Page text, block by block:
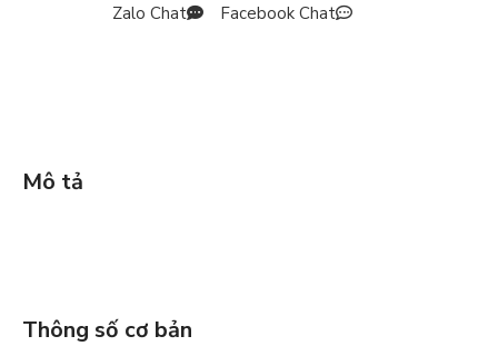
Zalo Chat Facebook Chat
Mô tả
Thông số cơ bản